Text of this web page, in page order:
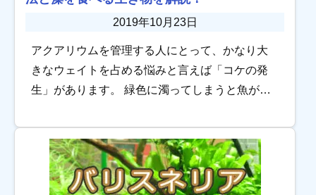
2019年10月23日
アクアリウムを管理する人にとって、かなり大
きなウェイトを占める悩みと言えば「コケの発
生」があります。 緑色に濁ってしまうと魚が見
放つことすらあります。ですからコケ取りのグ
ッズもい […]